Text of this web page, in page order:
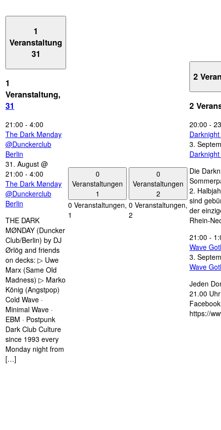
1
Veranstaltung
31
1
Veranstaltung,
31
21:00 - 4:00
The Dark Mønday
@Dunckerclub
Berlin
31. August @
21:00 - 4:00
The Dark Mønday
@Dunckerclub
Berlin
THE DARK
MØNDAY (Duncker
Club/Berlin) by DJ
Ørlög and friends
on decks: ▷ Uwe
Marx (Same Old
Madness) ▷ Marko
König (Angstpop)
Cold Wave ·
Minimal Wave ·
EBM · Postpunk
Dark Club Culture
since 1993 every
Monday night from
[…]
0
Veranstaltungen
1
0 Veranstaltungen,
1
0
Veranstaltungen
2
0 Veranstaltungen,
2
2
2
20:00 -
3.
Die
2.
sind
der
Rhein-
21:00 -
Wave
3.
Wave
Jeden
21.00
https://